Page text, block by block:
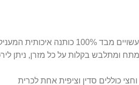
סט מצעי ג'רסי יוקרתיים העשויים
ומתלבש בקלות על כל מזרן, ניתן
כוללים סדין וציפית אחת לכרית